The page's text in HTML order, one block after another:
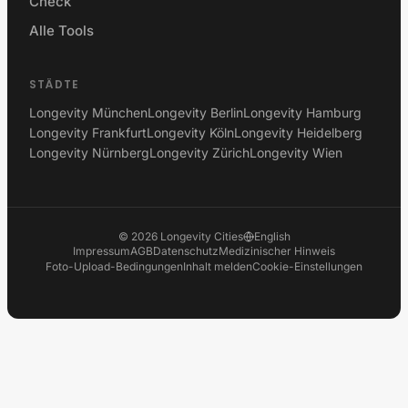
Alle Tools
STÄDTE
Longevity MünchenLongevity BerlinLongevity Hamburg
Longevity FrankfurtLongevity KölnLongevity Heidelberg
Longevity NürnbergLongevity ZürichLongevity Wien
© 2026 Longevity Cities
English
ImpressumAGBDatenschutzMedizinischer Hinweis
Foto-Upload-BedingungenInhalt meldenCookie-Einstellungen